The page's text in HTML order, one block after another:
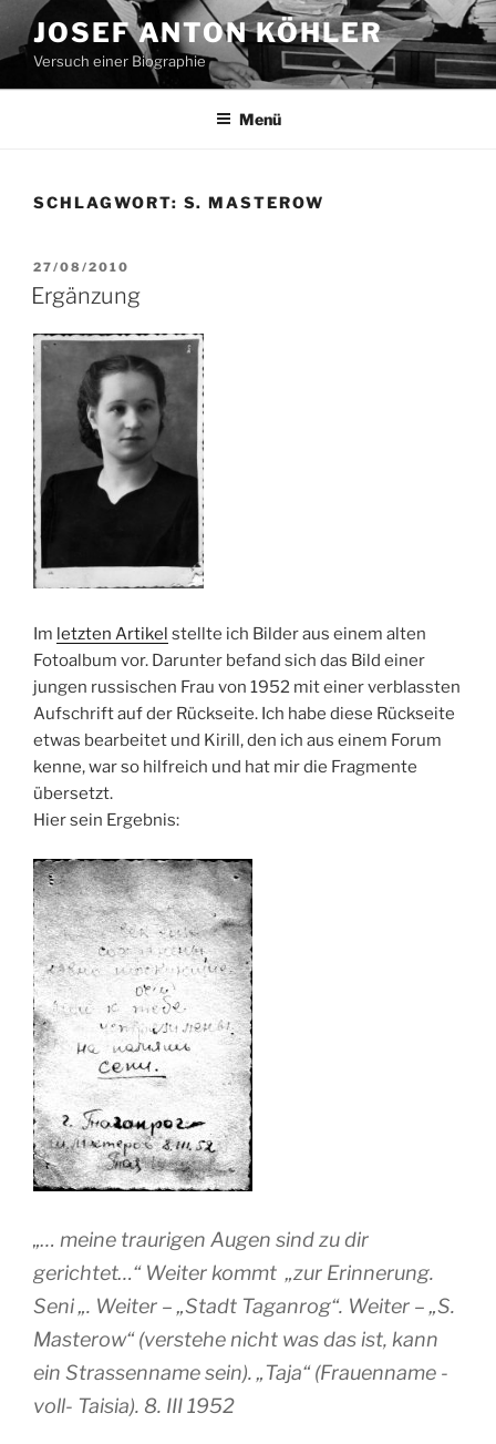
Inhalt
springen
JOSEF ANTON KÖHLER
Versuch einer Biographie
Menü
SCHLAGWORT: S. MASTEROW
VERÖFFENTLICHT
AM
27/08/2010
Ergänzung
Im letzten Artikel stellte ich Bilder aus einem alten
Fotoalbum vor. Darunter befand sich das Bild einer
jungen russischen Frau von 1952 mit einer verblassten
Aufschrift auf der Rückseite. Ich habe diese Rückseite
etwas bearbeitet und Kirill, den ich aus einem Forum
kenne, war so hilfreich und hat mir die Fragmente
übersetzt.
Hier sein Ergebnis:
„… meine traurigen Augen sind zu dir
gerichtet…“ Weiter kommt „zur Erinnerung.
Seni „. Weiter – „Stadt Taganrog“. Weiter – „S.
Masterow“ (verstehe nicht was das ist, kann
ein Strassenname sein). „Taja“ (Frauenname -
voll- Taisia). 8. III 1952